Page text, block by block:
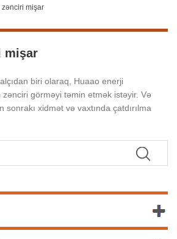
zənciri mişar
mişar
biri olaraq, Huaao enerji
zənciri görməyi təmin etmək istəyir. Və
sonrakı xidmət və vaxtında çatdırılma